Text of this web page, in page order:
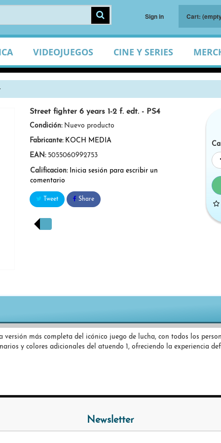
Sign in Cart:
VIDEOJUEGOS CINE Y SERIES
Street fighter 6 years 1-2 f. edt. - PS4
Condición: Nuevo producto
Fabricante: KOCH MEDIA
EAN: 5055060992753
Calificacion: Inicia sesión para escribir un
comentario
Tweet Share
versión más completa del icónico juego de lucha, con todos los
y colores adicionales del atuendo 1, ofreciendo la experiencia
Newsletter